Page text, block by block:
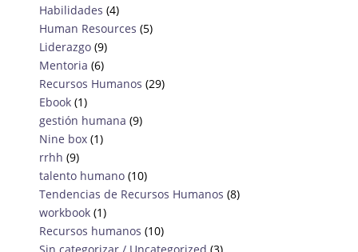
Habilidades (4)
Human Resources (5)
Liderazgo (9)
Mentoria (6)
Recursos Humanos (29)
Ebook (1)
gestión humana (9)
Nine box (1)
rrhh (9)
talento humano (10)
Tendencias de Recursos Humanos (8)
workbook (1)
Recursos humanos (10)